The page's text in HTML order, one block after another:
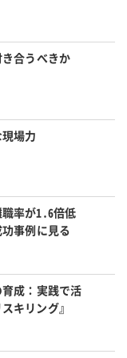
合うべきか
場力
率が1.6倍低
事例に見る
成：実践で活
キリング』